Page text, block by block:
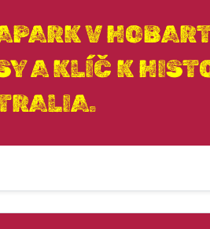
V
A KLÍČ K